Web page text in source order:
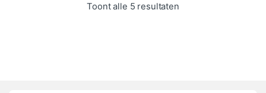
Toont alle 5 resultatenGesorteerd op